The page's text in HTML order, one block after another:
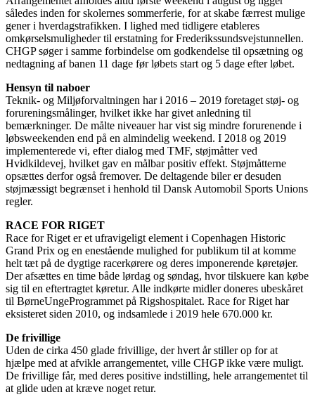
således inden for skolernes sommerferie, for at skabe færrest mulige
gener i hverdagstrafikken. I lighed med tidligere etableres
omkørselsmuligheder til erstatning for Frederikssundsvejstunnellen.
CHGP søger i samme forbindelse om godkendelse til opsætning og
nedtagning af banen 11 dage før løbets start og 5 dage efter løbet.
Hensyn til naboer
Teknik- og Miljøforvaltningen har i 2016 – 2019 foretaget støj- og
forureningsmålinger, hvilket ikke har givet anledning til
bemærkninger. De målte niveauer har vist sig mindre forurenende i
løbsweekenden end på en almindelig weekend. I 2018 og 2019
implementerede vi, efter dialog med TMF, støjmåtter ved
Hvidkildevej, hvilket gav en målbar positiv effekt. Støjmåtterne
opsættes derfor også fremover. De deltagende biler er desuden
støjmæssigt begrænset i henhold til Dansk Automobil Sports Unions
regler.
RACE FOR RIGET
Race for Riget er et ufravigeligt element i Copenhagen Historic
Grand Prix og en enestående mulighed for publikum til at komme
helt tæt på de dygtige racerkørere og deres imponerende køretøjer.
Der afsættes en time både lørdag og søndag, hvor tilskuere kan købe
sig til en eftertragtet køretur. Alle indkørte midler doneres ubeskåret
til BørneUngeProgrammet på Rigshospitalet. Race for Riget har
eksisteret siden 2010, og indsamlede i 2019 hele 670.000 kr.
De frivillige
Uden de cirka 450 glade frivillige, der hvert år stiller op for at
hjælpe med at afvikle arrangementet, ville CHGP ikke være muligt.
De frivillige får, med deres positive indstilling, hele arrangementet til
at glide uden at kræve noget retur.